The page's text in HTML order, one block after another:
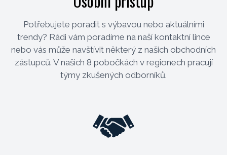
Potřebujete poradit s výbavou nebo aktuálními
trendy? Rádi vám poradíme na naší kontaktní lince
nebo vás může navštívit některý z našich obchodních
zástupců. V našich 8 pobočkách v regionech pracují
týmy zkušených odborníků.